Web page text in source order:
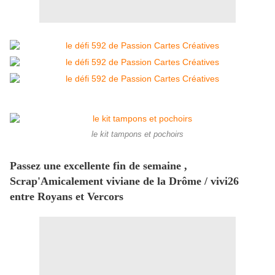
le kit tampons et pochoirs
Passez une excellente fin de semaine ,
Scrap'Amicalement viviane de la Drôme / vivi26
entre Royans et Vercors